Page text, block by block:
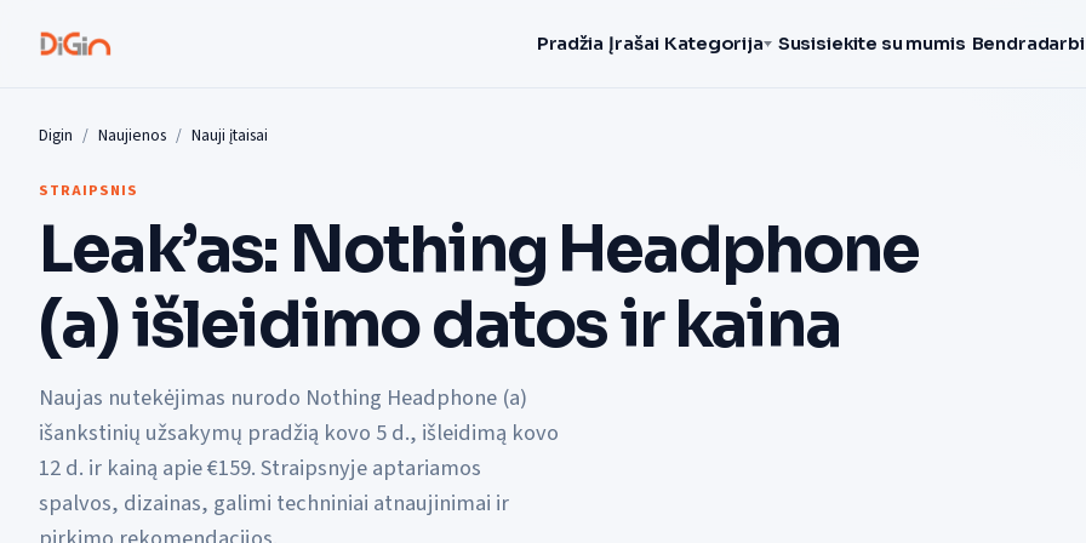
Pradžia Įrašai Kategorija Susisiekite su mumis
Digin Naujienos Nauji įtaisai
STRAIPSNIS
Leak’as: Nothing Headphone
(a) išleidimo datos ir kaina
Naujas nutekėjimas nurodo Nothing Headphone (a)
išankstinių užsakymų pradžią kovo 5 d., išleidimą kovo
12 d. ir kainą apie €159. Straipsnyje aptariamos
spalvos, dizainas, galimi techniniai atnaujinimai ir